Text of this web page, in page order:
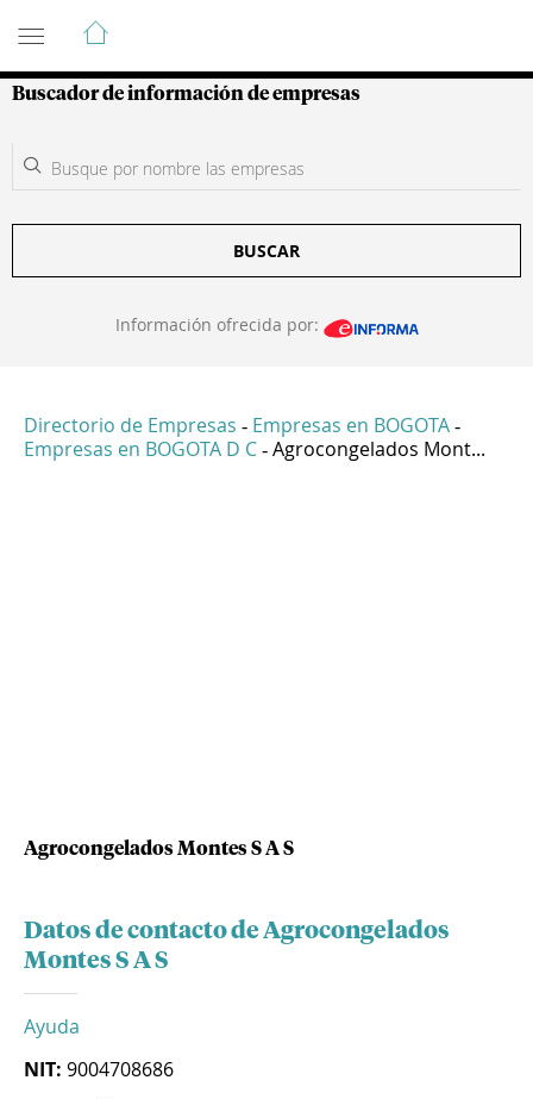
Guía de Empresas Colombianas
Buscador de información de empresas
BUSCAR
Información ofrecida por:
Directorio de Empresas - Empresas en BOGOTA -
Empresas en BOGOTA D C - Agrocongelados Mont...
Agrocongelados Montes S A S
Datos de contacto de Agrocongelados
Montes S A S
Ayuda
NIT: 9004708686